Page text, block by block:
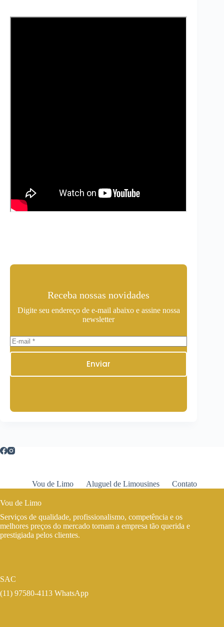
Receba nossas novidades
Digite seu endereço de e-mail abaixo e assine nossa
newsletter
Enviar
Vou de Limo Aluguel de Limousines Contato
Vou de Limo
Serviços de qualidade, profissionalismo, competência e os
melhores preços do mercado tornam a empresa tão querida e
prestigiada pelos clientes.
SAC
(11) 97580-4113 WhatsApp